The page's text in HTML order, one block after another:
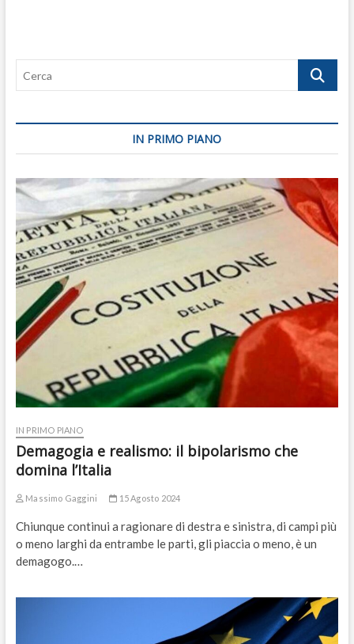
Cerca
IN PRIMO PIANO
IN PRIMO PIANO
Demagogia e realismo: il bipolarismo che
domina l’Italia
Massimo Gaggini 15 Agosto 2024
Chiunque continui a ragionare di destra e sinistra, di campi più
o meno larghi da entrambe le parti, gli piaccia o meno, è un
demagogo.…